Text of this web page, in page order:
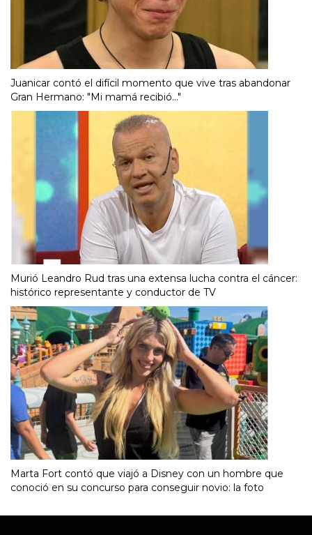
Juanicar contó el difícil momento que vive tras abandonar
Gran Hermano: "Mi mamá recibió..."
Murió Leandro Rud tras una extensa lucha contra el cáncer:
histórico representante y conductor de TV
Marta Fort contó que viajó a Disney con un hombre que
conoció en su concurso para conseguir novio: la foto